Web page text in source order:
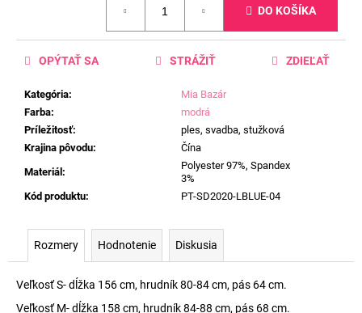
DO KOŠÍKA
Kategória:
Mia Bazár
Farba:
modrá
Príležitosť:
ples, svadba, stužková
Krajina pôvodu:
Čína
Materiál:
Polyester 97%, Spandex
3%
Kód produktu: PT-SD2020-LBLUE-04
OPÝTAŤ SA STRÁŽIŤ ZDIEĽAŤ
Rozmery Hodnotenie Diskusia
Veľkosť S- dĺžka 156 cm, hrudník 80-84 cm, pás 64 cm.
Veľkosť M- dĺžka 158 cm, hrudník 84-88 cm, pás 68 cm.